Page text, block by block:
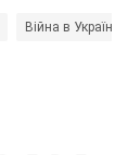
Війна в Україні